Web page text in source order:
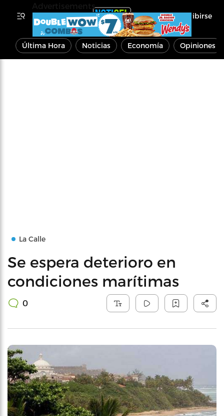
Inscribirse
Última Hora Noticias Economía Opiniones
La Calle
Se espera deterioro en
condiciones marítimas
0
Advertisements